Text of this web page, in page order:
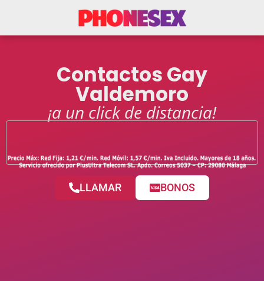
Contactos Gay
Valdemoro
¡a un click de distancia!
LLAMAR BONOS